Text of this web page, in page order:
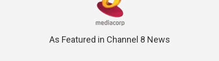
As Featured in Channel 8 News